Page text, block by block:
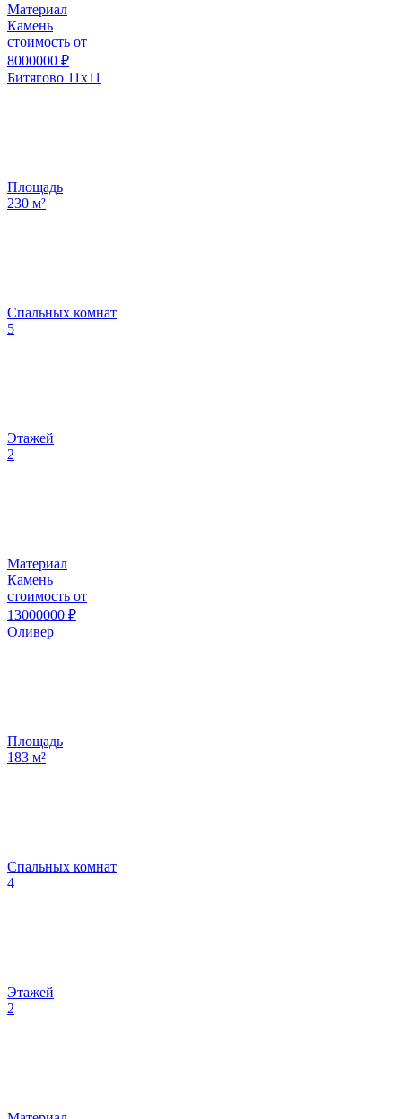
Материал
Камень
стоимость от
8000000 ₽
Битягово 11х11
Площадь
230 м²
Спальных комнат
5
Этажей
2
Материал
Камень
стоимость от
13000000 ₽
Оливер
Площадь
183 м²
Спальных комнат
4
Этажей
2